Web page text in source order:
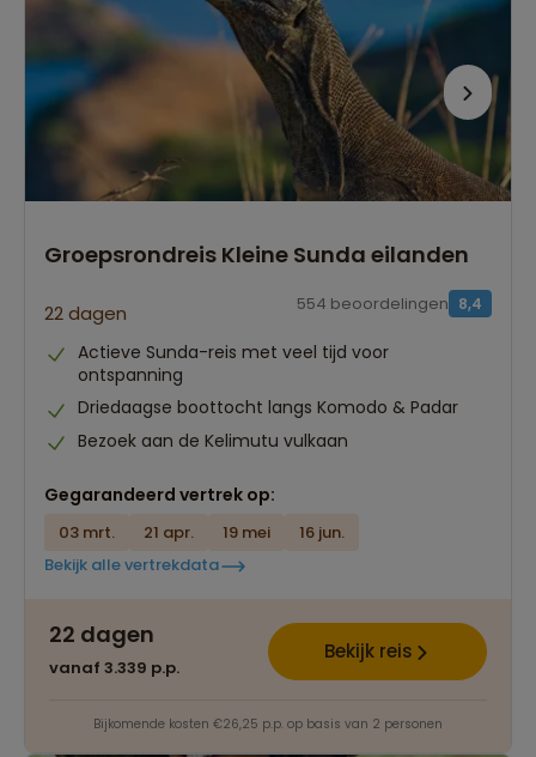
Groepsrondreis Kleine Sunda eilanden
22 dagen 8,4
554 beoordelingen
Actieve Sunda-reis met veel tijd voor
ontspanning
Driedaagse boottocht langs Komodo & Padar
Bezoek aan de Kelimutu vulkaan
Gegarandeerd vertrek op:
03 mrt. 21 apr. 19 mei
16 jun.
Bekijk alle vertrekdata
22 dagen
vanaf 3.339 p.p.
Bekijk reis
Bijkomende kosten €26,25 p.p. op basis van 2 personen